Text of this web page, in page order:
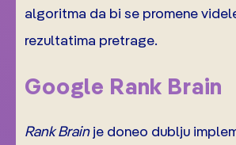
algoritma da bi se promene
rezultatima pretrage.
Google Rank Brain
Rank Brainje doneo dublju